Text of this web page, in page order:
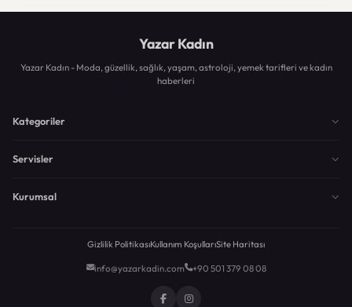
Yazar Kadın
Yazar Kadın - Moda, güzellik, sağlık, yaşam, astroloji, yemek tarifleri ve kadın
haberleri
Kategoriler
Servisler
Kurumsal
Gizlilik PolitikasıKullanım KoşullarıSite Haritası
info@yazarkadin.com +90 501 379 08 08